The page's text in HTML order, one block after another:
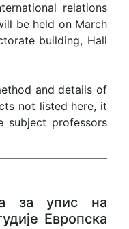
relations
be held on March
building, Hall
and details of
not listed here, it
subject professors
за упис на
Европска